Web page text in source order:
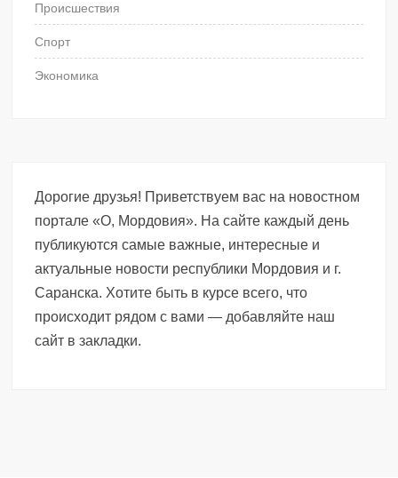
Происшествия
Спорт
Экономика
Дорогие друзья! Приветствуем вас на новостном
портале «О, Мордовия». На сайте каждый день
публикуются самые важные, интересные и
актуальные новости республики Мордовия и г.
Саранска. Хотите быть в курсе всего, что
происходит рядом с вами — добавляйте наш
сайт в закладки.